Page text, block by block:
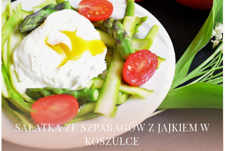
SAŁATKA ZE SZPARAGÓW Z JAJKIEM W
KOSZULCE